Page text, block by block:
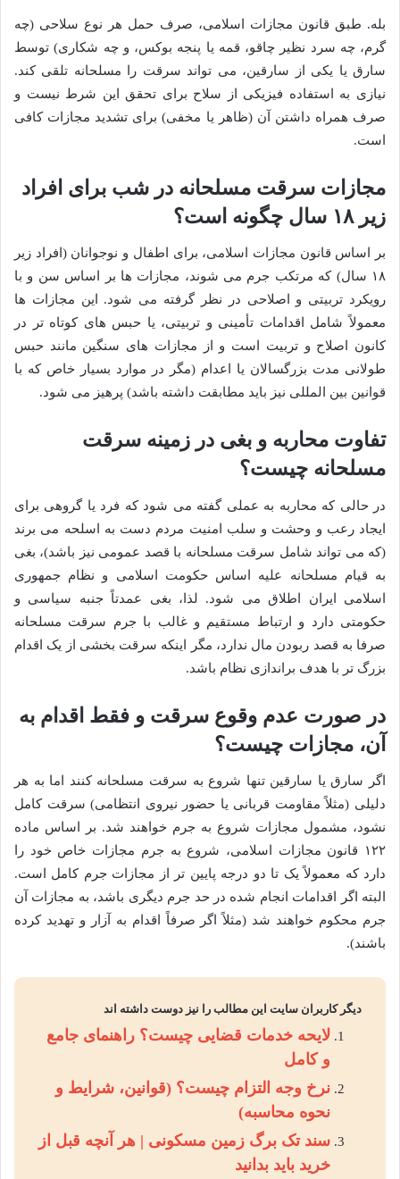
بله. طبق قانون مجازات اسلامی، صرف حمل هر نوع سلاحی (چه
گرم، چه سرد نظیر چاقو، قمه یا پنجه بوکس، و چه شکاری) توسط
سارق یا یکی از سارقین، می تواند سرقت را مسلحانه تلقی کند.
نیازی به استفاده فیزیکی از سلاح برای تحقق این شرط نیست و
صرف همراه داشتن آن (ظاهر یا مخفی) برای تشدید مجازات کافی
است.
مجازات سرقت مسلحانه در شب برای افراد
زیر ۱۸ سال چگونه است؟
بر اساس قانون مجازات اسلامی، برای اطفال و نوجوانان (افراد زیر
۱۸ سال) که مرتکب جرم می شوند، مجازات ها بر اساس سن و با
رویکرد تربیتی و اصلاحی در نظر گرفته می شود. این مجازات ها
معمولاً شامل اقدامات تأمینی و تربیتی، یا حبس های کوتاه تر در
کانون اصلاح و تربیت است و از مجازات های سنگین مانند حبس
طولانی مدت بزرگسالان یا اعدام (مگر در موارد بسیار خاص که با
قوانین بین المللی نیز باید مطابقت داشته باشد) پرهیز می شود.
تفاوت محاربه و بغی در زمینه سرقت
مسلحانه چیست؟
در حالی که محاربه به عملی گفته می شود که فرد یا گروهی برای
ایجاد رعب و وحشت و سلب امنیت مردم دست به اسلحه می برند
(که می تواند شامل سرقت مسلحانه با قصد عمومی نیز باشد)، بغی
به قیام مسلحانه علیه اساس حکومت اسلامی و نظام جمهوری
اسلامی ایران اطلاق می شود. لذا، بغی عمدتاً جنبه سیاسی و
حکومتی دارد و ارتباط مستقیم و غالب با جرم سرقت مسلحانه
صرفا به قصد ربودن مال ندارد، مگر اینکه سرقت بخشی از یک اقدام
بزرگ تر با هدف براندازی نظام باشد.
در صورت عدم وقوع سرقت و فقط اقدام به
آن، مجازات چیست؟
اگر سارق یا سارقین تنها شروع به سرقت مسلحانه کنند اما به هر
دلیلی (مثلاً مقاومت قربانی یا حضور نیروی انتظامی) سرقت کامل
نشود، مشمول مجازات شروع به جرم خواهند شد. بر اساس ماده
۱۲۲ قانون مجازات اسلامی، شروع به جرم مجازات خاص خود را
دارد که معمولاً یک تا دو درجه پایین تر از مجازات جرم کامل است.
البته اگر اقدامات انجام شده در حد جرم دیگری باشد، به مجازات آن
جرم محکوم خواهند شد (مثلاً اگر صرفاً اقدام به آزار و تهدید کرده
باشند).
دیگر کاربران سایت این مطالب را نیز دوست داشته اند
لایحه خدمات قضایی چیست؟ راهنمای جامع
و کامل
نرخ وجه التزام چیست؟ (قوانین، شرایط و
نحوه محاسبه)
سند تک برگ زمین مسکونی | هر آنچه قبل از
خرید باید بدانید